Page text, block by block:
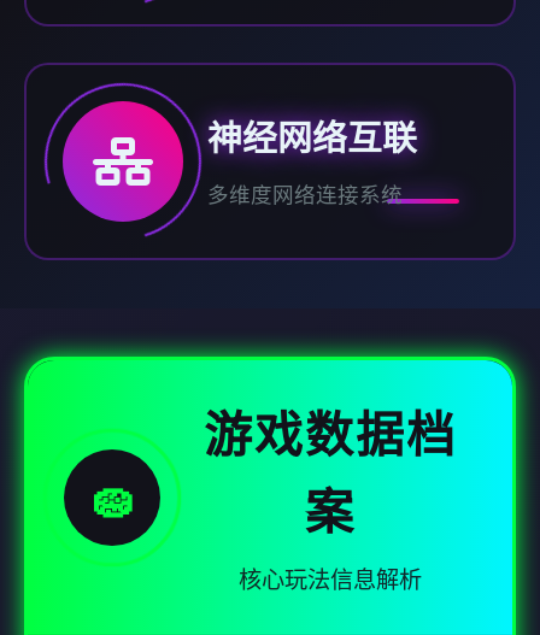
神经网络互联
多维度网络连接系统
🧽
游戏数据档
案
核心玩法信息解析